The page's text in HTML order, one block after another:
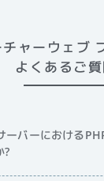
チャーウェブ
よくあるご
ーバーにおける
?